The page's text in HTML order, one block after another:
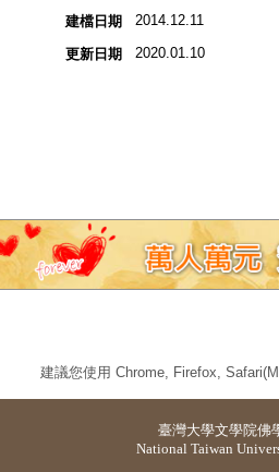
建檔日期 2014.12.11
更新日期 2020.01.10
建議您使用 Chrome, Firefox,
臺灣大學文學院佛
National Taiwan